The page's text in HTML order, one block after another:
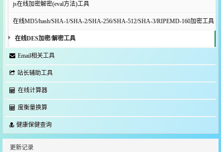
js在线加密解密(eval方法)工具
在线MD5/hash/SHA-1/SHA-2/SHA-256/SHA-512/SHA-3/RIPEMD-160加密工具
在线DES加密/解密工具
Email相关工具
站长辅助工具
在线计算器
度衡量换算
健康保健查询
更新记录